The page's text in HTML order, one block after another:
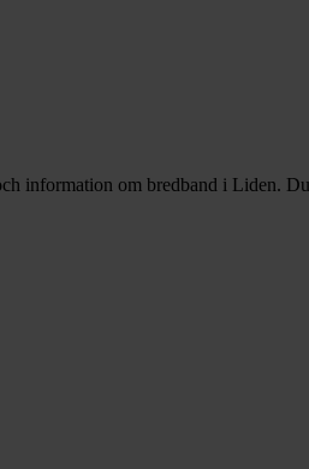
information om bredband i Liden.